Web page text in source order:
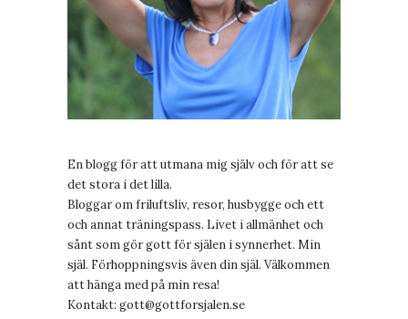
En blogg för att utmana mig själv och för att se
det stora i det lilla.
Bloggar om friluftsliv, resor, husbygge och ett
och annat träningspass. Livet i allmänhet och
sånt som gör gott för själen i synnerhet. Min
själ. Förhoppningsvis även din själ. Välkommen
att hänga med på min resa!
Kontakt: gott@gottforsjalen.se